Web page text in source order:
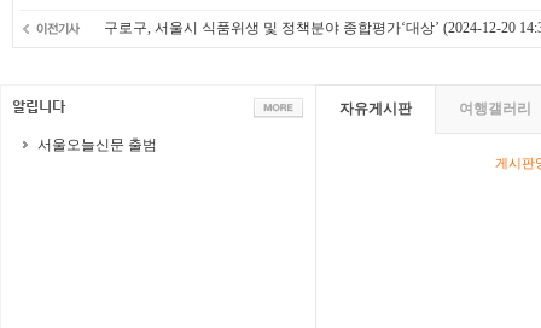
구로구, 서울시 식품위생 및 정책분야 종합평가‘대상’ (2024-12-20
서울오늘신문 출범
자유게시판 여행갤러리
게시판